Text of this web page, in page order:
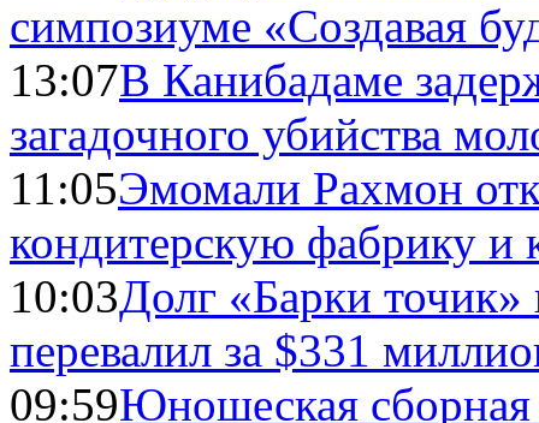
симпозиуме «Создавая
13:07В Канибадаме
загадочного убийства
11:05Эмомали Рахмон
кондитерскую фабрику и
10:03Долг «Барки
перевалил за $331
09:59Юношеская